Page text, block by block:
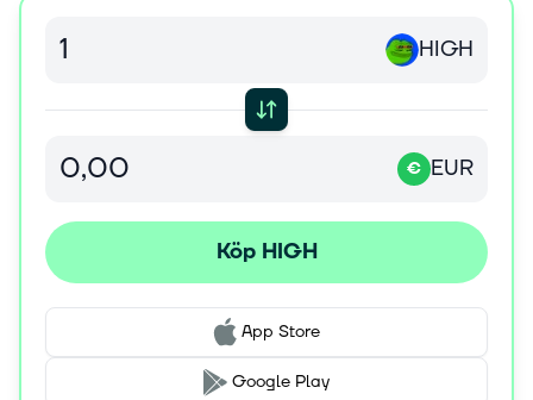
HIGH
€ EUR
Köp HIGH
App Store
Google Play